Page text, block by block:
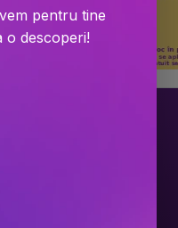
pentru tine
o descoperi!